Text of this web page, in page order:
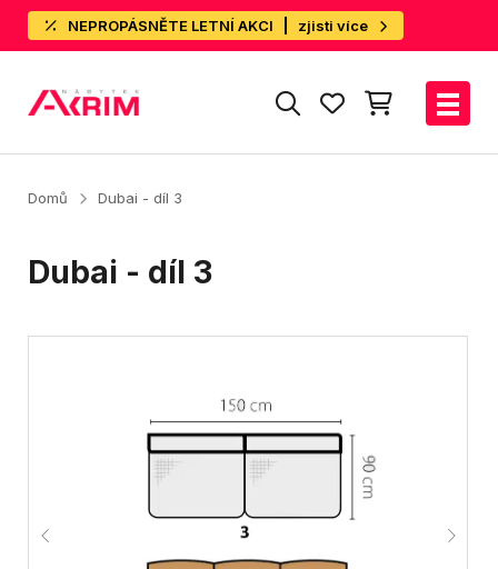
NEPROPÁSNĚTE LETNÍ AKCI zjisti více
Domů Dubai - díl 3
Dubai - díl 3